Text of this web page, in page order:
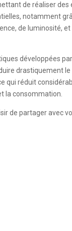
de réaliser des
notamment
de luminosité,
développées
drastiquement le
qui réduit
la consommation.
de partager avec